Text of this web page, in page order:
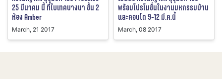
25 มีนาคม นี้ ที่ไบเทคบางนา ชั้น 2
ห้อง Amber
March, 21 2017
พร้อมโปรโมชั่นในงานมหกรรมบ้าน
และคอนโด 9-12 มี.ค.นี้
March, 08 2017